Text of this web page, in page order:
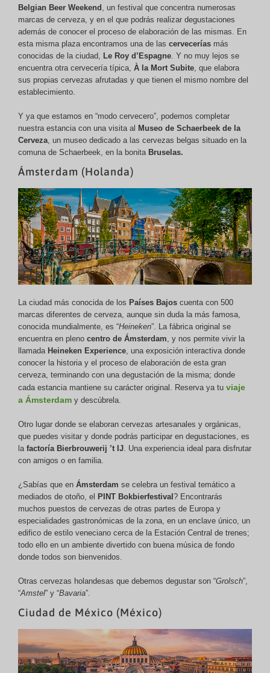
Belgian Beer Weekend , un festival que concentra numerosas
marcas de cerveza, y en el que podrás realizar degustaciones
además de conocer el proceso de elaboración de las mismas. En
esta misma plaza encontramos una de las cervecerías más
conocidas de la ciudad, Le Roy d’Espagne. Y no muy lejos se
encuentra otra cervecería típica, À la Mort Subite, que elabora
sus propias cervezas afrutadas y que tienen el mismo nombre del
establecimiento.
Y ya que estamos en “modo cervecero”, podemos completar
nuestra estancia con una visita al Museo de Schaerbeek de la
Cerveza, un museo dedicado a las cervezas belgas situado en la
comuna de Schaerbeek, en la bonita Bruselas.
Ámsterdam (Holanda)
La ciudad más conocida de los Países Bajos cuenta con 500
marcas diferentes de cerveza, aunque sin duda la más famosa,
conocida mundialmente, es “Heineken”. La fábrica original se
encuentra en pleno centro de Ámsterdam, y nos permite vivir la
llamada Heineken Experience, una exposición interactiva donde
conocer la historia y el proceso de elaboración de esta gran
cerveza, terminando con una degustación de la misma; donde
cada estancia mantiene su carácter original. Reserva ya tu viaje
a Ámsterdam y descúbrela.
Otro lugar donde se elaboran cervezas artesanales y orgánicas,
que puedes visitar y donde podrás participar en degustaciones, es
la factoría Bierbrouwerij ’t IJ. Una experiencia ideal para disfrutar
con amigos o en familia.
¿Sabías que en Ámsterdam se celebra un festival temático a
mediados de otoño, el PINT Bokbierfestival ? Encontrarás
muchos puestos de cervezas de otras partes de Europa y
especialidades gastronómicas de la zona, en un enclave único, un
edifico de estilo veneciano cerca de la Estación Central de trenes;
todo ello en un ambiente divertido con buena música de fondo
donde todos son bienvenidos.
Otras cervezas holandesas que debemos degustar son “Grolsch”,
“Amstel” y “Bavaria”.
Ciudad de México (México)